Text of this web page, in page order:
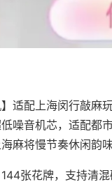
适配上海闵行敲麻
噪音机芯，适配都
麻将慢节奏休闲韵
张花牌，支持清